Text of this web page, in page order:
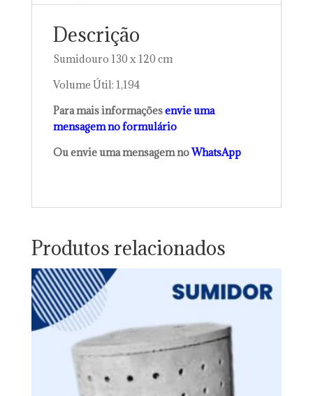
Descrição
Sumidouro 130 x 120 cm
Volume Útil: 1,194
Para mais informaçõesenvie uma
mensagem no formulário
Ou envie uma mensagem noWhatsApp
Produtos relacionados